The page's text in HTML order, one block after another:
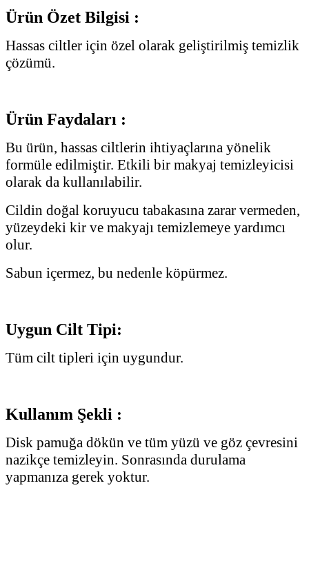
Ürün Özet Bilgisi :
Hassas ciltler için özel olarak geliştirilmiş temizlik
çözümü.
Ürün Faydaları :
Bu ürün, hassas ciltlerin ihtiyaçlarına yönelik
formüle edilmiştir. Etkili bir makyaj temizleyicisi
olarak da kullanılabilir.
Cildin doğal koruyucu tabakasına zarar vermeden,
yüzeydeki kir ve makyajı temizlemeye yardımcı
olur.
Sabun içermez, bu nedenle köpürmez.
Uygun Cilt Tipi:
Tüm cilt tipleri için uygundur.
Kullanım Şekli :
Disk pamuğa dökün ve tüm yüzü ve göz çevresini
nazikçe temizleyin. Sonrasında durulama
yapmanıza gerek yoktur.